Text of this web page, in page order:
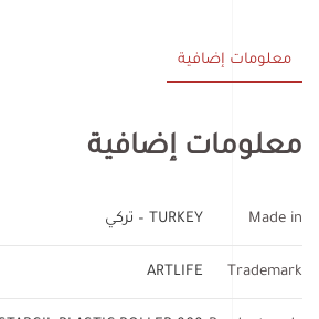
معلومات إضافية
معلومات إضافية
Made in TURKEY – تركي
Trademark
ARTLIFE